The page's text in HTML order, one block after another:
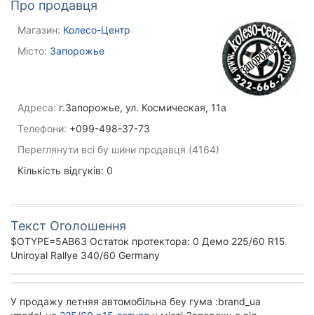
Про продавця
Магазин: Колесо-Центр
Місто: Запорожье
Адреса: г.Запорожье, ул. Космическая, 11а
Телефони: +099-498-37-73
Переглянути всі бу шини продавця (4164)
Кількість відгуків: 0
Текст Оголошення
$OTYPE=5AB63 Остаток протектора: 0 Демо 225/60 R15
Uniroyal Rallye 340/60 Germany
У продажу летняя автомобільна беу гума :brand_ua